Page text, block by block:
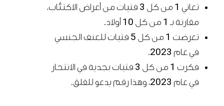
تعاني 1 من كل 3 فتيات من أعراض الاكتئاب،
مقارنة بـ 1 من كل 10 أولاد.
تعرضت 1 من كل 5 فتيات للعنف الجنسي
في عام 2023.
فكرت 1 من كل 3 فتيات بجدية في الانتحار
في عام 2023، وهذا رقم يدعو للقلق.